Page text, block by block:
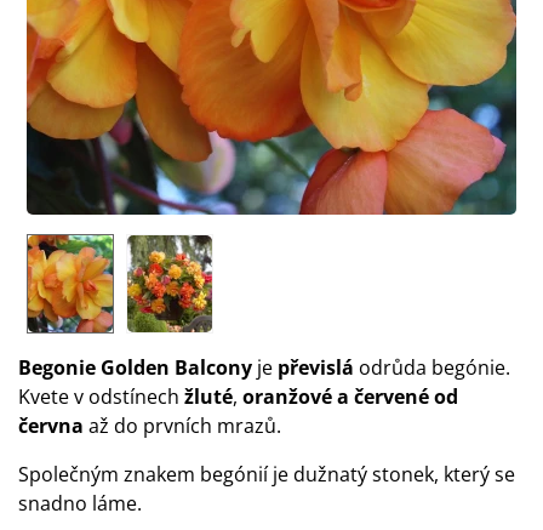
Begonie Golden Balcony je převislá odrůda begónie.
Kvete v odstínech žluté, oranžové a červenéod
června až do prvních mrazů.
Společným znakem begónií je dužnatý stonek, který se
snadno láme.